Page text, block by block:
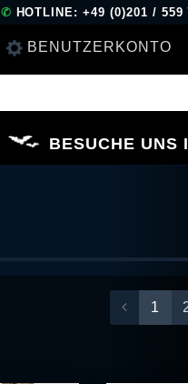
✆ HOTLINE: +49 (0)201 / 559
BENUTZERKONTO
REGISTRIEREN
BESUCHE UNS
1